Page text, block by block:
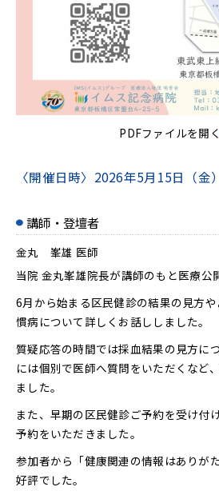
PDFファイルを開く
〈開催日時〉 2026年5月15日（金）
講師・登壇者
金丸 峯雄 医師
当院 金丸峯雄院長が講師のもと医療公
6月から始まる区民健診の結果の見方
慣病について詳しくお話ししました。
質疑応答の時間では採血結果の見方に
には個別で医師へ質問をいただくなど
ました。
また、早期の区民健診ご予約を受け付
予約をいただきました。
参加者から「健康関連の情報はありが
好評でした。